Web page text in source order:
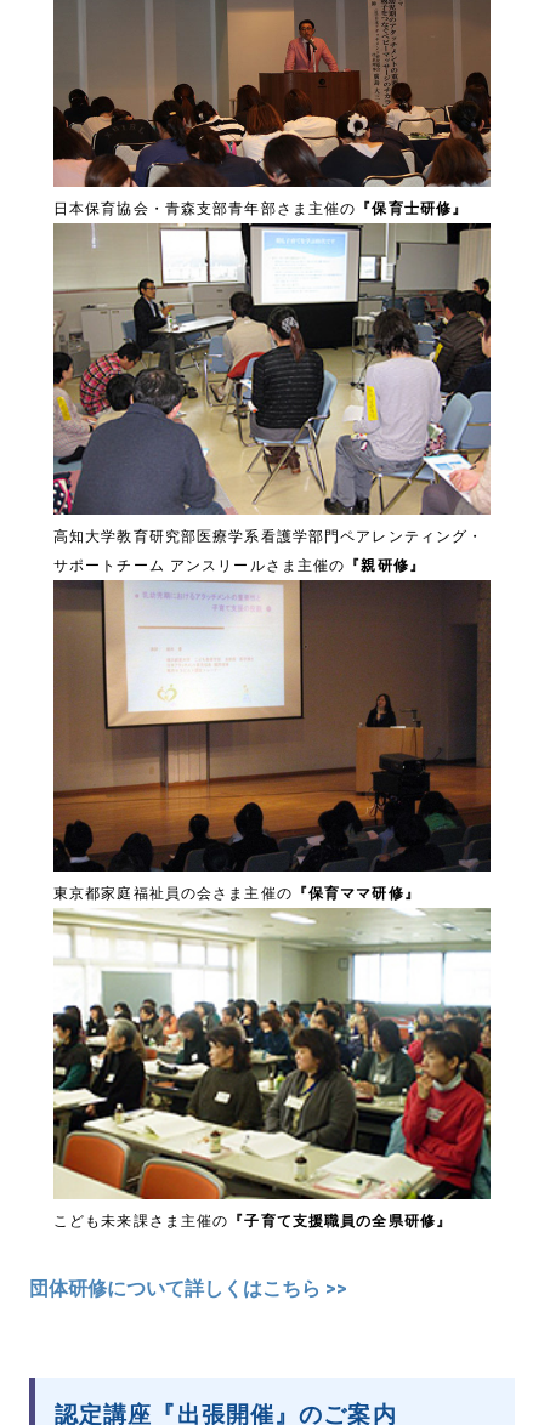
日本保育協会・青森支部青年部さま主催の 『保育士研修』
高知大学教育研究部医療学系看護学部門ペアレンティング・
サポートチーム アンスリールさま主催の 『親研修』
東京都家庭福祉員の会さま主催の 『保育ママ研修』
こども未来課さま主催の 『子育て支援職員の全県研修』
団体研修について詳しくはこちら >>
認定講座『出張開催』のご案内